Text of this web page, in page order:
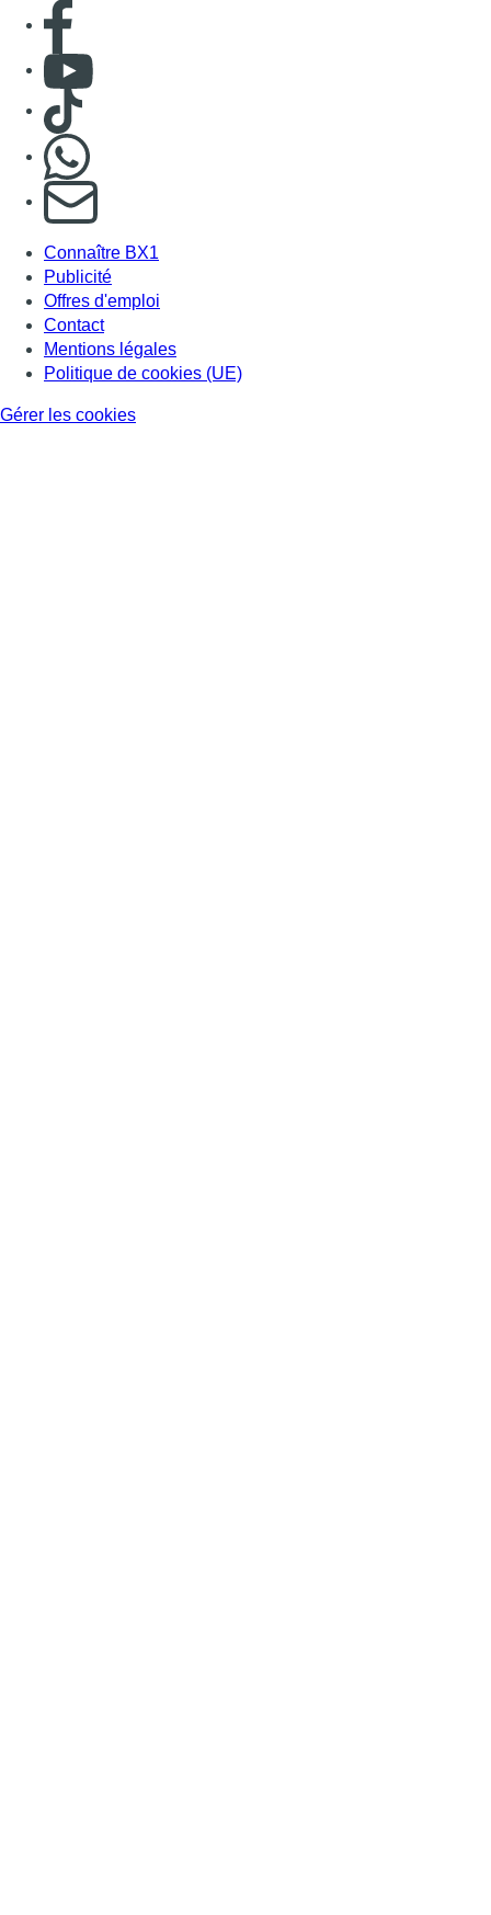
Consulter page Facebook
Consulter Youtube
Consulter TikTok
S'abonner à notre newsletter
Connaître BX1
Publicité
Offres d'emploi
Contact
Mentions légales
Politique de cookies (UE)
Gérer les cookies